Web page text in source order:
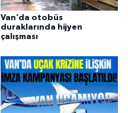
Van’da otobüs
duraklarında hijyen
çalışması